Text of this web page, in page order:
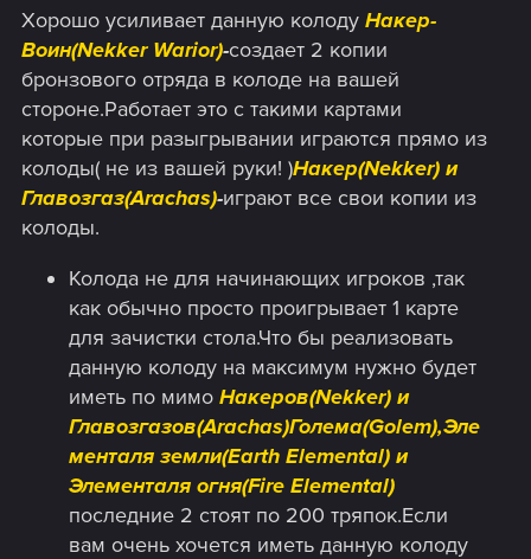
Хорошо усиливает данную колоду Накер-
Воин(Nekker Warior)-создает 2 копии
бронзового отряда в колоде на вашей
стороне.Работает это с такими картами
которые при разыгрывании играются прямо из
колоды( не из вашей руки! )Накер(Nekker) и
Главозгаз(Arachas)-играют все свои копии из
колоды.
Колода не для начинающих игроков ,так
как обычно просто проигрывает 1 карте
для зачистки стола.Что бы реализовать
данную колоду на максимум нужно будет
иметь по мимо Накеров(Nekker) и
Главозгазов(Arachas)Голема(Golem),Эле
менталя земли(Earth Elemental) и
Элементаля огня(Fire Elemental)
последние 2 стоят по 200 тряпок.Если
вам очень хочется иметь данную колоду